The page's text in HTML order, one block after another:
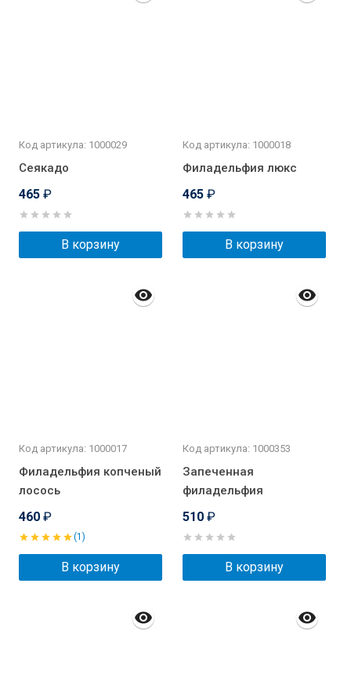
Код артикула: 1000029
Сеякадо
465 ₽
В корзину
Код артикула: 1000018
Филадельфия люкс
465 ₽
В корзину
Код артикула: 1000017
Филадельфия копченый
лосось
460 ₽
(1)
В корзину
Код артикула: 1000353
Запеченная
филадельфия
510 ₽
В корзину